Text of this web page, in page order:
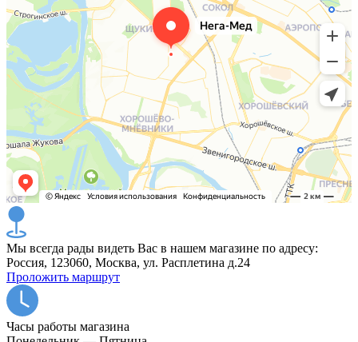
Мы всегда рады видеть Вас в нашем магазине по адресу:
Россия, 123060, Москва, ул. Расплетина д.24
Проложить маршрут
Часы работы магазина